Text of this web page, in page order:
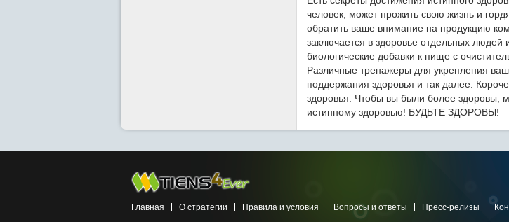
человек, может прожить свою жизнь и
обратить ваше внимание на продукцию
заключается в здоровье отдельных
биологические добавки к пище с
Различные тренажеры для укрепления
поддержания здоровья и так далее.
здоровья. Чтобы вы были более здоровы,
истинному здоровью! БУДЬТЕ ЗДОРОВЫ!
Главная О стратегии Правила и условия Вопросы и ответы Пресс-релизы